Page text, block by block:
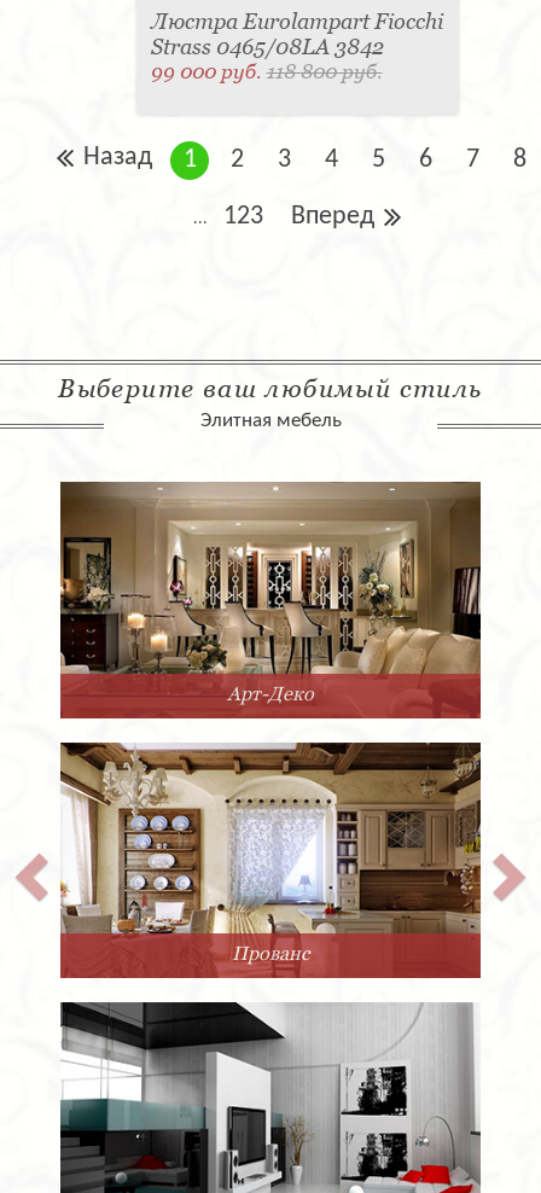
Люстра Eurolampart Fiocchi
Strass 0465/08LA 3842
99 000 руб.118 800 руб.
Назад 1 2 3 4 5 6 7 8
... 123 Вперед
Выберите ваш любимый стиль
Элитная мебель
Арт-Деко
Прованс